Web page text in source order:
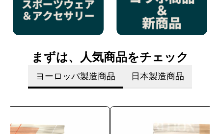
まずは、人気商品をチェック
ヨーロッパ製造商品 日本製造商品